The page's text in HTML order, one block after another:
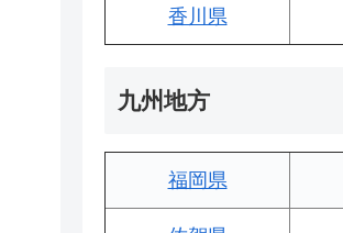
香川県
九州地方
福岡県